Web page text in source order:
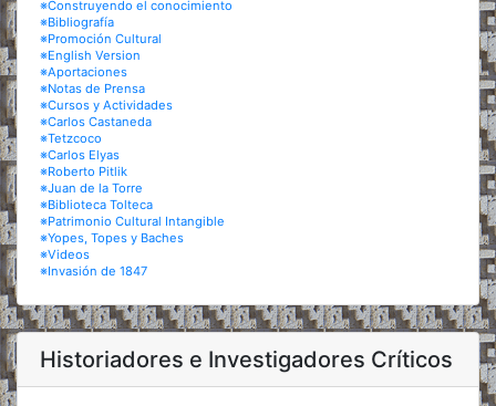
※Construyendo el conocimiento
※Bibliografía
※Promoción Cultural
※English Version
※Aportaciones
※Notas de Prensa
※Cursos y Actividades
※Carlos Castaneda
※Tetzcoco
※Carlos Elyas
※Roberto Pitlik
※Juan de la Torre
※Biblioteca Tolteca
※Patrimonio Cultural Intangible
※Yopes, Topes y Baches
※Videos
※Invasión de 1847
Historiadores e Investigadores Críticos